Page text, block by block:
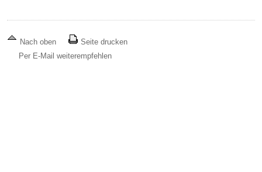
Nach oben
Seite drucken
Per E-Mail weiterempfehlen